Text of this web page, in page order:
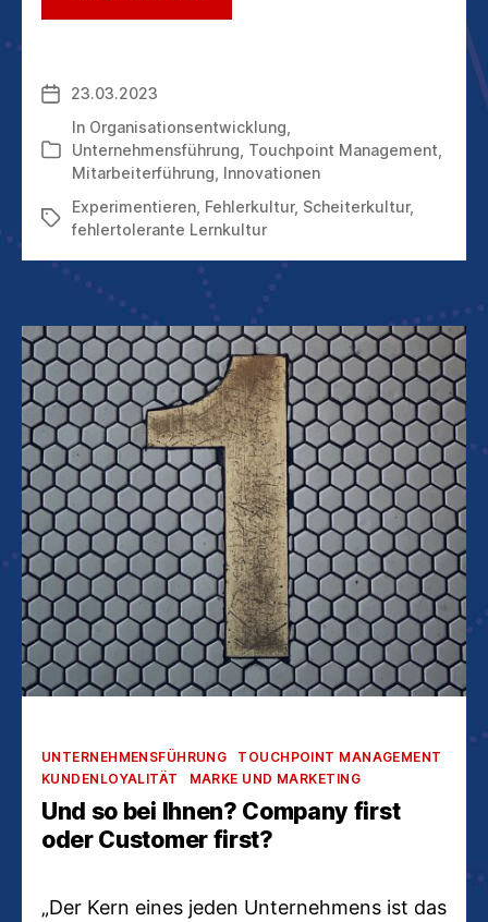
AUCH
STRAUCHELN
Veröffentlichungsdatum
23.03.2023
Kategorien
In Organisationsentwicklung
Unternehmensführung Touchpoint Management
Mitarbeiterführung Innovationen
Schlagwörter
Experimentieren Fehlerkultur, Scheiterkultur,
fehlertolerante Lernkultur
Kategorien
UNTERNEHMENSFÜHRUNG
TOUCHPOINT MANAGEMENT
KUNDENLOYALITÄT
MARKE UND MARKETING
Und so bei Ihnen? Company first
oder Customer first?
„Der Kern eines jeden Unternehmens ist das